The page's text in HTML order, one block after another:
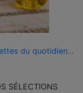
du quotidien...
SÉLECTIONS